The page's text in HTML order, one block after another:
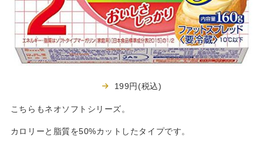
199円(税込)
こちらもネオソフトシリーズ。
カロリーと脂質を50%カットしたタイプです。